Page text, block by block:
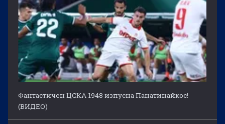
Фантастичен ЦСКА 1948 изпусна Панатинайкос!
(ВИДЕО)